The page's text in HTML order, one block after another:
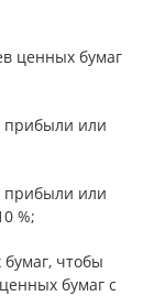
ценных бумаг
прибыли или
прибыли или
%;
чтобы
бумаг с